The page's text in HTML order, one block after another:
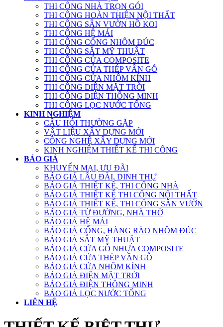
THI CÔNG NHÀ TRỌN GÓI
THI CÔNG HOÀN THIỆN NỘI THẤT
THI CÔNG SÂN VƯỜN HỒ KOI
THI CÔNG HỆ MÁI
THI CÔNG CỔNG NHÔM ĐÚC
THI CÔNG SẮT MỸ THUẬT
THI CÔNG CỬA COMPOSITE
THI CÔNG CỬA THÉP VÂN GỖ
THI CÔNG CỬA NHÔM KÍNH
THI CÔNG ĐIỆN MẶT TRỜI
THI CÔNG ĐIỆN THÔNG MINH
THI CÔNG LỌC NƯỚC TỔNG
KINH NGHIỆM
CÂU HỎI THƯỜNG GẶP
VẬT LIỆU XÂY DỰNG MỚI
CÔNG NGHỆ XÂY DỰNG MỚI
KINH NGHIỆM THIẾT KẾ THI CÔNG
BÁO GIÁ
KHUYẾN MẠI, ƯU ĐÃI
BÁO GIÁ LÂU ĐÀI, DINH THỰ
BÁO GIÁ THIẾT KẾ, THI CÔNG NHÀ
BÁO GIÁ THIẾT KẾ THI CÔNG NỘI THẤT
BÁO GIÁ THIẾT KẾ, THI CÔNG SÂN VƯỜN
BÁO GIÁ TỪ ĐƯỜNG, NHÀ THỜ
BÁO GIÁ HỆ MÁI
BÁO GIÁ CỔNG, HÀNG RÀO NHÔM ĐÚC
BÁO GIÁ SẮT MỸ THUẬT
BÁO GIÁ CỬA GỖ NHỰA COMPOSITE
BÁO GIÁ CỬA THÉP VÂN GỖ
BÁO GIÁ CỬA NHÔM KÍNH
BÁO GIÁ ĐIỆN MẶT TRỜI
BÁO GIÁ ĐIỆN THÔNG MINH
BÁO GIÁ LỌC NƯỚC TỔNG
LIÊN HỆ